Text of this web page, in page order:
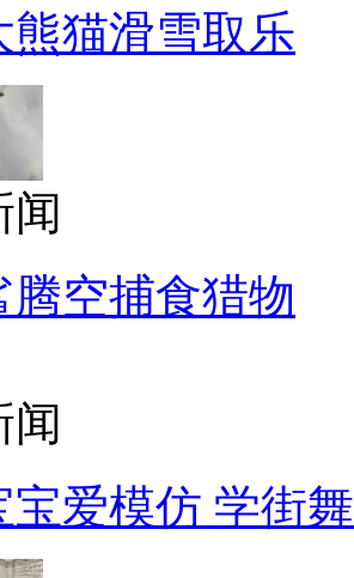
熊猫滑雪取乐
闻
腾空捕食猎物
闻
宝爱模仿 学街